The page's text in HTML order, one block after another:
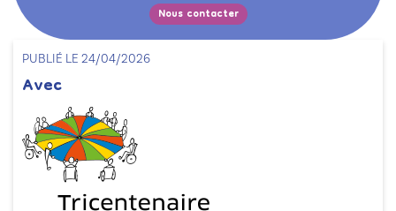
PUBLIÉ LE 24/04/2026
Avec
Nous contacter